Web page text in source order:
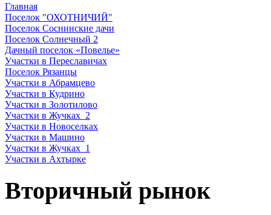
Главная
Поселок "ОХОТНИЧИЙ"
Поселок Соснинские дачи
Поселок Солнечный 2
Дачный поселок «Повелье»
Участки в Переславичах
Поселок Рязанцы
Участки в Абрамцево
Участки в Кудрино
Участки в Золотилово
Участки в Жучках_2
Участки в Новоселках
Участки в Машино
Участки в Жучках_1
Участки в Ахтырке
Вторичный рынок